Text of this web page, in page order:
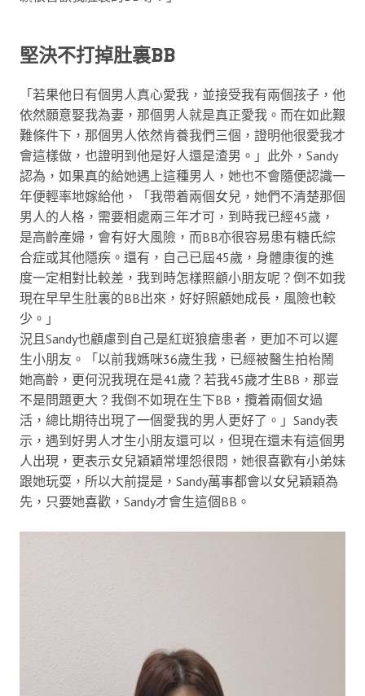
堅決不打掉肚裏BB
「若果他日有個男人真心愛我，並接受我有兩個孩子，他
依然願意娶我為妻，那個男人就是真正愛我。而在如此艱
難條件下，那個男人依然肯養我們三個，證明他很愛我才
會這樣做，也證明到他是好人還是渣男。」此外，Sandy
認為，如果真的給她遇上這種男人，她也不會隨便認識一
年便輕率地嫁給他，「我帶着兩個女兒，她們不清楚那個
男人的人格，需要相處兩三年才可，到時我已經45歲，
是高齡產婦，會有好大風險，而BB亦很容易患有糖氏綜
合症或其他隱疾。還有，自己已屆45歲，身體康復的進
度一定相對比較差，我到時怎樣照顧小朋友呢？倒不如我
現在早早生肚裏的BB出來，好好照顧她成長，風險也較
少。」
況且Sandy也顧慮到自己是紅斑狼瘡患者，更加不可以遲
生小朋友。「以前我媽咪36歲生我，已經被醫生拍枱鬧
她高齡，更何況我現在是41歲？若我45歲才生BB，那豈
不是問題更大？我倒不如現在生下BB，攬着兩個女過
活，總比期待出現了一個愛我的男人更好了。」Sandy表
示，遇到好男人才生小朋友還可以，但現在還未有這個男
人出現，更表示女兒穎穎常埋怨很悶，她很喜歡有小弟妹
跟她玩耍，所以大前提是，Sandy萬事都會以女兒穎穎為
先，只要她喜歡，Sandy才會生這個BB。